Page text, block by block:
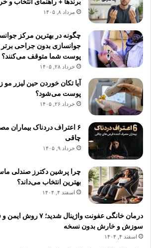
مرداد ۸, ۱۴۰۵
جوانسازی بدون جراحی برتر
پوست شما متوقف می‌کنند؟
خرداد ۲۸, ۱۴۰۵
آیا تکان خوردن حین لیزر
پوست می‌شود؟
خرداد ۲۶, ۱۴۰۵
۶ اعتراف دردناک
چاقی
خرداد ۹, ۱۴۰۵
چرا پرشین دکترز صندلی
بهترین انتخاب می‌داند؟
اسفند ۴, ۱۴۰۴
درمان خانگی عفونت
سوزش و خارش بدون نسخه
اسفند ۴, ۱۴۰۴